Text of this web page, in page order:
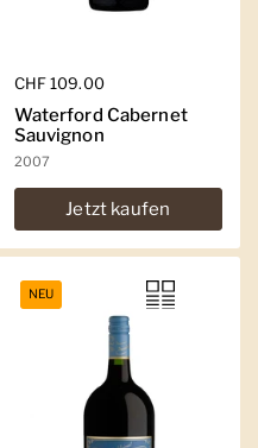
Regulärer Preis
CHF 109.00
Waterford Cabernet
Sauvignon
2007
Jetzt kaufen
NEU